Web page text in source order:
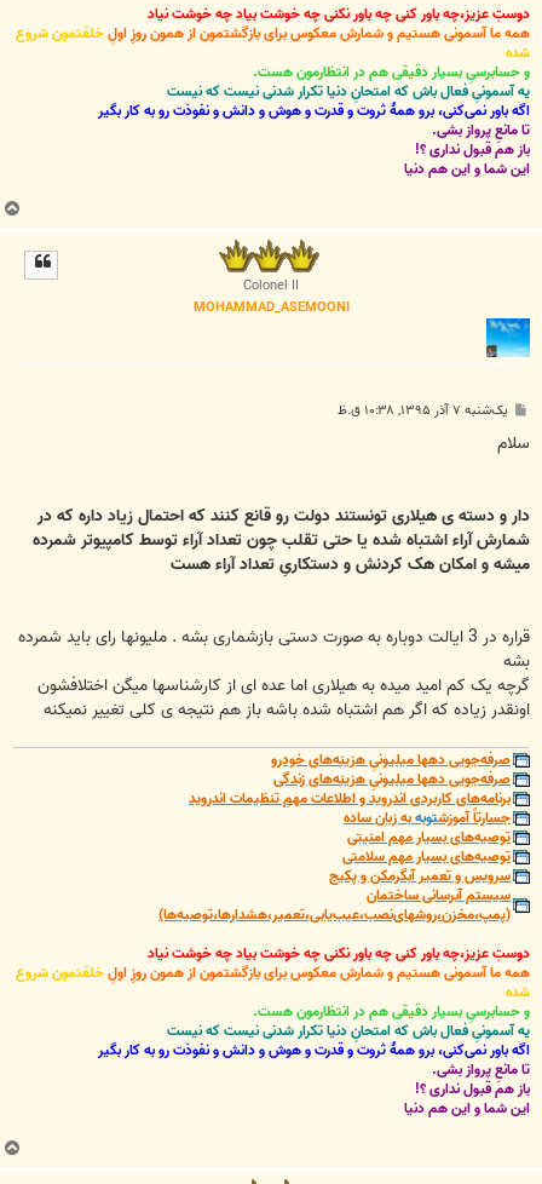
دوستِ عزیز،چه باور کنی چه باور نکنی چه خوشت بیاد چه خوشت نیاد
همه ما آسمونی هستیم و شمارش معکوس برای بازگشتمون از همون روزِ اولِخلقتمون شروع
شده
و حسابرسیِ بسیار دقیقی هم در انتظارمون هست.
یه آسمونیِ فعال باش که امتحانِ دنیا تکرار شدنی نیست که نیست
اگه باور نمی‌کنی، برو همۀ ثروت و قدرت و هوش و دانش و نفوذت رو به کار بگیر
تا مانعِ پرواز بشی.
باز هم قبول نداری ؟!
این شما و این هم دنیا
ب
ا
Colonel II
MOHAMMAD_ASEMOONI
پ
ت
یک‌شنبه ۷ آذر ۱۳۹۵, ۱۰:۳۸ ق.ظ
سلام
دار و دسته ی هیلاری تونستند دولت رو قانع کنند که احتمال زیاد داره که در
شمارش آراء اشتباه شده یا حتی تقلب چون تعداد آراء توسط کامپیوتر شمرده
میشه و امکان هک کردنش و دستکاریِ تعداد آراء هست
قراره در 3 ایالت دوباره به صورت دستی بازشماری بشه . ملیونها رای باید شمرده
بشه
گرچه یک کم امید میده به هیلاری اما عده ای از کارشناسها میگن اختلافشون
اونقدر زیاده که اگر هم اشتباه شده باشه باز هم نتیجه ی کلی تغییر نمیکنه
صرفه‌جویی دهها میلیونیِ هزینه‌های خودرو
صرفه‌جویی دهها میلیونیِ هزینه‌های زندگی
برنامه‌های کاربردی اندروید و اطلاعات مهمِ تنظیمات اندروید
جسارتاً آموزشتوبهبه زبان ساده
توصیه‌های بسیار مهم امنیتی
توصیه‌های بسیار مهم سلامتی
سرویس و تعمیر آبگرمکن و پکیج
سیستم آبرسانی ساختمان
(پمپ،مخزن،روشهای‌نصب،عیب‌یابی،تعمیر،هشدارها،توصیه‌ها)
دوستِ عزیز،چه باور کنی چه باور نکنی چه خوشت بیاد چه خوشت نیاد
همه ما آسمونی هستیم و شمارش معکوس برای بازگشتمون از همون روزِ اولِخلقتمون شروع
شده
و حسابرسیِ بسیار دقیقی هم در انتظارمون هست.
یه آسمونیِ فعال باش که امتحانِ دنیا تکرار شدنی نیست که نیست
اگه باور نمی‌کنی، برو همۀ ثروت و قدرت و هوش و دانش و نفوذت رو به کار بگیر
تا مانعِ پرواز بشی.
باز هم قبول نداری ؟!
این شما و این هم دنیا
ب
ا